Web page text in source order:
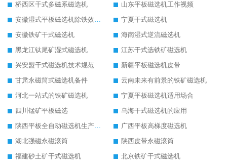
桥西区干式多磁系磁选机
山东平板磁选机工作视频
安徽湿式平板磁选机除铁效果怎么样
宁夏干式磁选机
安徽铁矿干式磁选机
海南湿式逆流磁选机
黑龙江钛尾矿湿式磁选机
江苏干式选铁矿磁选机
兴安盟干式磁选机技术规范
新疆平板磁选机皮带
甘肃永磁筒式磁选机备件
云南未来有前景的铁矿磁选机
河北一站式的铁矿磁选机
宁夏平板磁选机适用场合
四川锰矿平板磁选
乌海干式磁选机的应用
陕西平板全自动磁选机生产厂家
广西平板高梯度磁选机
湖北强磁永磁滚筒
陕西皮带永磁滚筒
福建砂土矿干式磁选机
北京铁矿干式磁选机